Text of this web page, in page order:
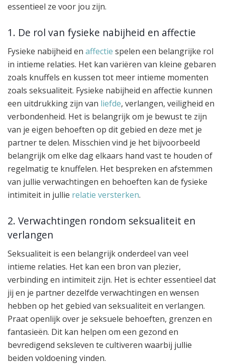
essentieel ze voor jou zijn.
1. De rol van fysieke nabijheid en affectie
Fysieke nabijheid en affectie spelen een belangrijke rol
in intieme relaties. Het kan variëren van kleine gebaren
zoals knuffels en kussen tot meer intieme momenten
zoals seksualiteit. Fysieke nabijheid en affectie kunnen
een uitdrukking zijn van liefde, verlangen, veiligheid en
verbondenheid. Het is belangrijk om je bewust te zijn
van je eigen behoeften op dit gebied en deze met je
partner te delen. Misschien vind je het bijvoorbeeld
belangrijk om elke dag elkaars hand vast te houden of
regelmatig te knuffelen. Het bespreken en afstemmen
van jullie verwachtingen en behoeften kan de fysieke
intimiteit in jullie relatie versterken.
2. Verwachtingen rondom seksualiteit en
verlangen
Seksualiteit is een belangrijk onderdeel van veel
intieme relaties. Het kan een bron van plezier,
verbinding en intimiteit zijn. Het is echter essentieel dat
jij en je partner dezelfde verwachtingen en wensen
hebben op het gebied van seksualiteit en verlangen.
Praat openlijk over je seksuele behoeften, grenzen en
fantasieën. Dit kan helpen om een gezond en
bevredigend seksleven te cultiveren waarbij jullie
beiden voldoening vinden.